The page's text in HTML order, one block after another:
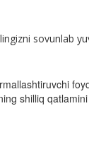
sovunlab
shilliq